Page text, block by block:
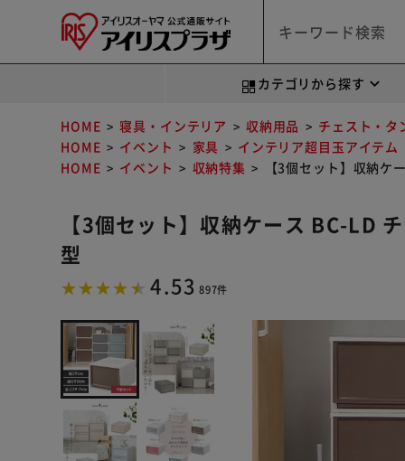
カテゴリから探す
HOME 寝具・インテリア 収納用品
チェスト・タ
HOME
イベント 家具
インテリア超目玉アイテム
HOME
イベント 収納特集 【3個セット】収納ケ
【3個セット】収納ケース BC-LD
型
4.53 897件